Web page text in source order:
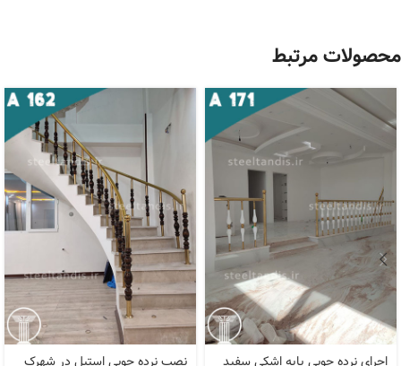
محصولات مرتبط
اجرای نرده چوبی پایه اشکی سفید
نصب نرده چوبی استیل در شهرک